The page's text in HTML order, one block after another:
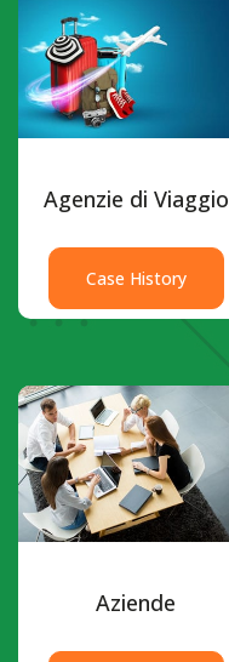
Agenzie di Viaggio
Case History
Aziende